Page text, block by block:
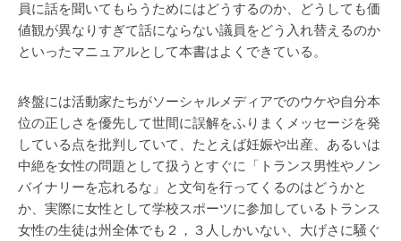
員に話を聞いてもらうためにはどうするのか、どうしても価
値観が異なりすぎて話にならない議員をどう入れ替えるのか
といったマニュアルとして本書はよくできている。
終盤には活動家たちがソーシャルメディアでのウケや自分本
位の正しさを優先して世間に誤解をふりまくメッセージを発
している点を批判していて、たとえば妊娠や出産、あるいは
中絶を女性の問題として扱うとすぐに「トランス男性やノン
バイナリーを忘れるな」と文句を行ってくるのはどうかと
か、実際に女性として学校スポーツに参加しているトランス
女性の生徒は州全体でも２，３人しかいない、大げさに騒ぐ